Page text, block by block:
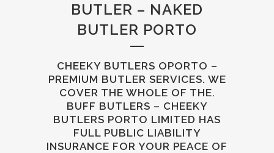
BUTLER – NAKED
BUTLER PORTO
CHEEKY BUTLERS OPORTO –
PREMIUM BUTLER SERVICES. WE
COVER THE WHOLE OF THE.
BUFF BUTLERS – CHEEKY
BUTLERS PORTO LIMITED HAS
FULL PUBLIC LIABILITY
INSURANCE FOR YOUR PEACE OF